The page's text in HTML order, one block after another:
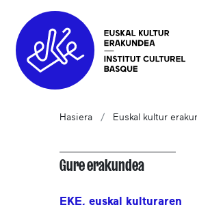
Hasiera Euskal kultur
Gure erakundea
EKE, euskal kulturaren